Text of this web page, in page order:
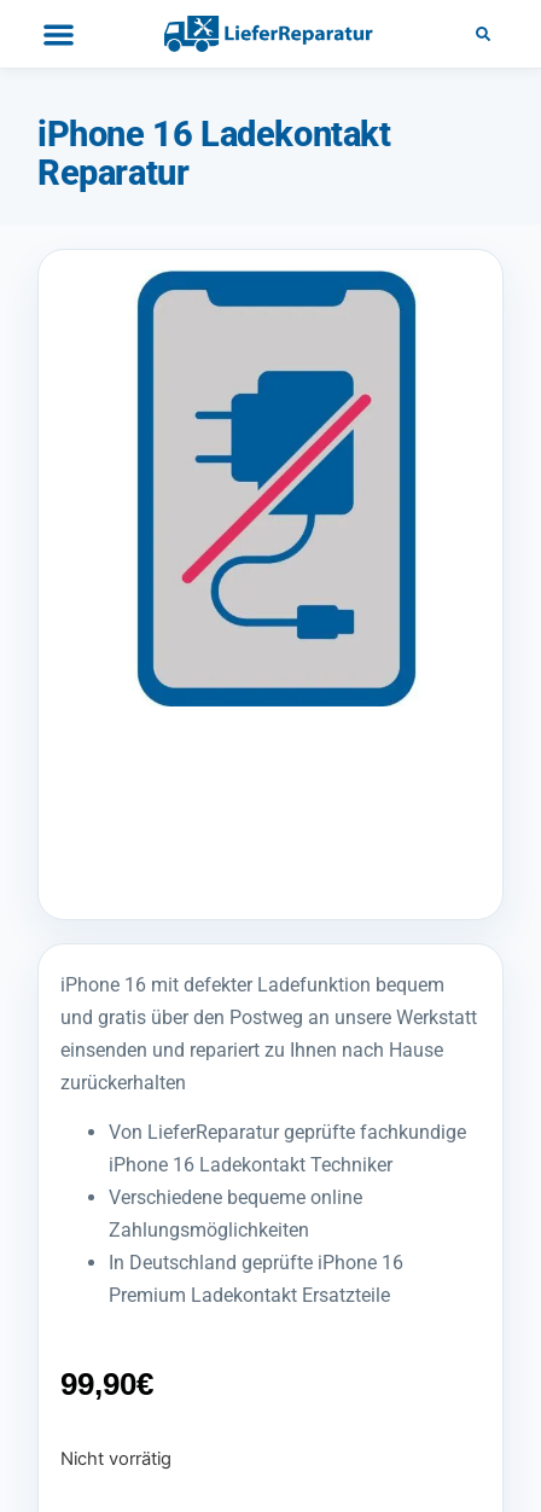
iPhone 16 Ladekontakt
Reparatur
iPhone 16 mit defekter Ladefunktion bequem
und gratis über den Postweg an unsere Werkstatt
einsenden und repariert zu Ihnen nach Hause
zurückerhalten
Von LieferReparatur geprüfte fachkundige
iPhone 16 Ladekontakt Techniker
Verschiedene bequeme online
Zahlungsmöglichkeiten
In Deutschland geprüfte iPhone 16
Premium Ladekontakt Ersatzteile
99,90€
Nicht vorrätig